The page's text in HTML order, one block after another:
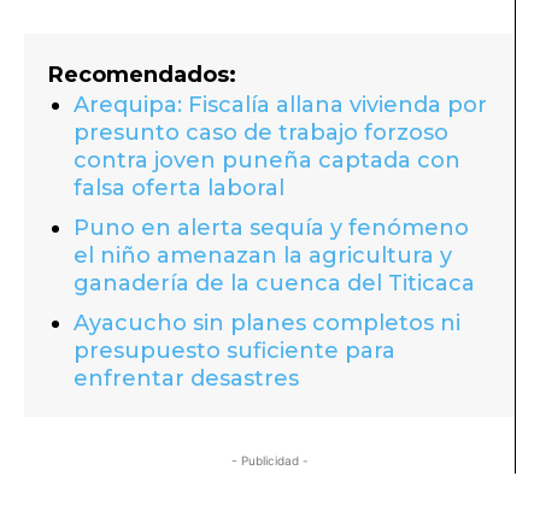
Recomendados:
Arequipa: Fiscalía allana vivienda por
presunto caso de trabajo forzoso
contra joven puneña captada con
falsa oferta laboral
Puno en alerta sequía y fenómeno
el niño amenazan la agricultura y
ganadería de la cuenca del Titicaca
Ayacucho sin planes completos ni
presupuesto suficiente para
enfrentar desastres
- Publicidad -